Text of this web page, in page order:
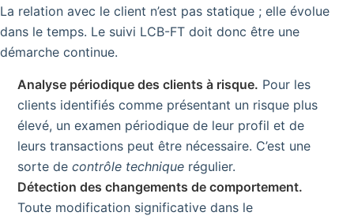
La relation avec le client n’est pas statique ; elle évolue
dans le temps. Le suivi LCB-FT doit donc être une
démarche continue.
Analyse périodique des clients à risque. Pour les
clients identifiés comme présentant un risque plus
élevé, un examen périodique de leur profil et de
leurs transactions peut être nécessaire. C’est une
sorte de contrôle technique régulier.
Détection des changements de comportement.
Toute modification significative dans le